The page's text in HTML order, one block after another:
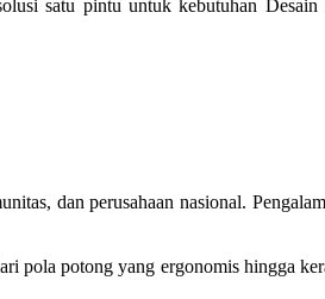
satu pintu untuk kebutuhan
dan perusahaan nasional.
pola potong yang ergonomis hingga